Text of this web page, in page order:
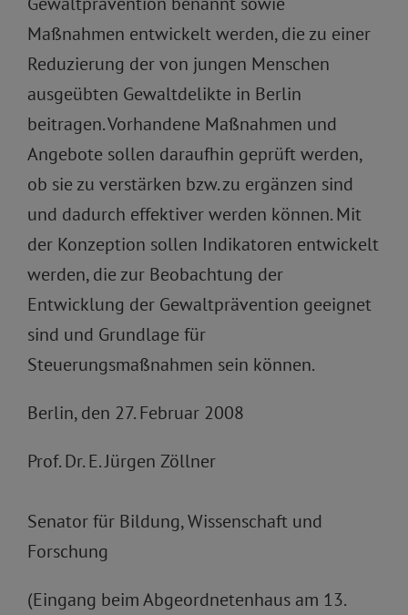
Maßnahmen entwickelt werden, die zu einer
Reduzierung der von jungen Menschen
ausgeübten Gewaltdelikte in Berlin
beitragen. Vorhandene Maßnahmen und
Angebote sollen daraufhin geprüft werden,
ob sie zu verstärken bzw. zu ergänzen sind
und dadurch effektiver werden können. Mit
der Konzeption sollen Indikatoren entwickelt
werden, die zur Beobachtung der
Entwicklung der Gewaltprävention geeignet
sind und Grundlage für
Steuerungsmaßnahmen sein können.
Berlin, den 27. Februar 2008
Prof. Dr. E. Jürgen Zöllner
Senator für Bildung, Wissenschaft und
Forschung
(Eingang beim Abgeordnetenhaus am 13.